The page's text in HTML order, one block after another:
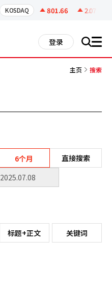
KOSDAQ 801.66 2.07
登录 搜 all
主页 搜索
6个月 直接搜索
标题+正文 关键词